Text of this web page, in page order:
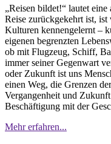
„Reisen bildet!“ lautet
Reise zurückgekehrt ist,
Kulturen kennengelernt –
eigenen begrenzten
ob mit Flugzeug, Schiff,
immer seiner Gegenwart
oder Zukunft ist uns
einen Weg, die Grenzen
Vergangenheit und
Beschäftigung mit der
Mehr erfahren...